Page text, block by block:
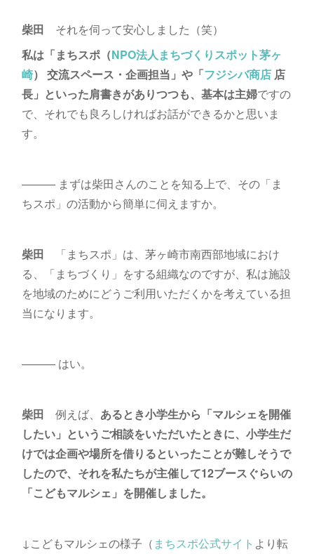
柴田 それを伺って安心しました（笑）
私は「まちスポ（NPO法人まちづくりスポット茅ヶ
崎） 交流スペース・企画担当」や「フジシバ商店店
長」といった肩書きがありつつも、基本は主婦ですの
で、それでも良ろしければお話ができるかと思いま
す。
――― まずは柴田さんのことを知る上で、その「ま
ちスポ」の活動から簡単に伺えますか。
柴田 「まちスポ」は、茅ヶ崎市南西部地域におけ
る、「まちづくり」をする組織なのですが、私は施設
を地域のためにどうご利用いただくかを考えている担
当になります。
――― はい。
柴田 例えば、 あるとき小学生から「マルシェを開催
したい」というご相談をいただいたときに、小学生だ
けでは企画や場所を借りるといったことが難しそうで
したので、それを私たちが主催して12ブースぐらいの
「こどもマルシェ」を開催しました。
↓こどもマルシェの様子（ まちスポ公式サイト より転